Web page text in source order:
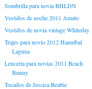
Sombrilla para novia BHLDN
Vestidos de noche 2011 Amato
Vestidos de novia vintage Whiteday
Trajes para novio 2012 Hannibal
Laguna
Lencería para novias 2011 Beach
Bunny
Tocados de Jessica Beattie